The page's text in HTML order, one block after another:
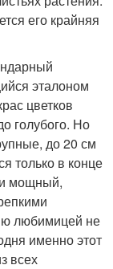
его крайняя
эталоном
цветков
голубого. Но
до 20 см
только в конце
и мощный,
любимицей не
именно этот
всех